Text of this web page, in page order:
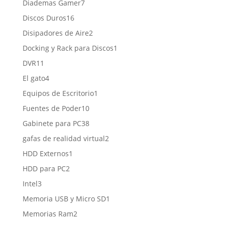
Diademas Gamer77
Discos Duros1616
productos
Disipadores de Aire22
productos
Docking y Rack para Discos1
DVR11
productos
El gato44
productos
Equipos de Escritorio1
Fuentes de Poder1010
productos
Gabinete para PC3838
productos
gafas de realidad virtual22
HDD Externos1
HDD para PC22
Intel33
productos
Memoria USB y Micro SD1
Memorias Ram22